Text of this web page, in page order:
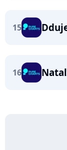
15
16